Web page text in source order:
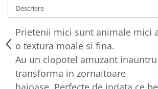
Descriere
Prietenii mici sunt animale mici
o textura moale si fina.
Au un clopotel amuzant
transforma in zornaitoare